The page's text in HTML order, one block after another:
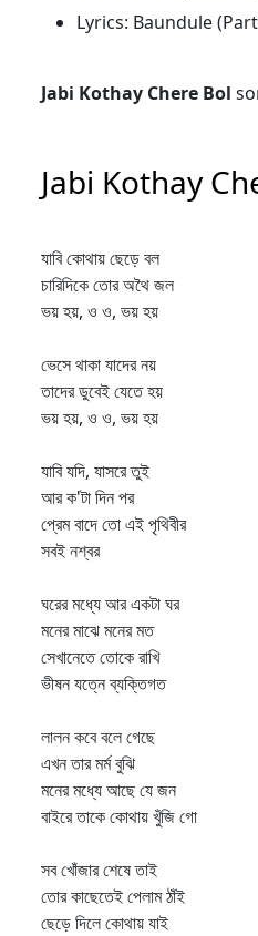
Lyrics: Baundule
Jabi Kothay Chere Bol
Jabi Kothay
যাবি কোথায় ছেড়ে বল
চারিদিকে তোর অথৈ জল
ভয় হয়, ও ও, ভয় হয়
ভেসে থাকা যাদের নয়
তাদের ডুবেই যেতে হয়
ভয় হয়, ও ও, ভয় হয়
যাবি যদি, যাসরে তুই
আর ক'টা দিন পর
প্রেম বাদে তো এই পৃথিবীর
সবই নশ্বর
ঘরের মধ্যে আর একটা ঘর
মনের মাঝে মনের মত
সেখানেতে তোকে রাখি
ভীষন যত্নে ব্যক্তিগত
লালন কবে বলে গেছে
এখন তার মর্ম বুঝি
মনের মধ্যে আছে যে জন
বাইরে তাকে কোথায় খুঁজি গো
সব খোঁজার শেষে তাই
তোর কাছেতেই পেলাম ঠাঁই
ছেড়ে দিলে কোথায় যাই